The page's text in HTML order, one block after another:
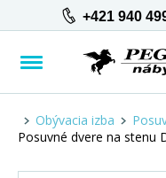
+421 940
Obývacia izba
Posuvné dvere na stenu